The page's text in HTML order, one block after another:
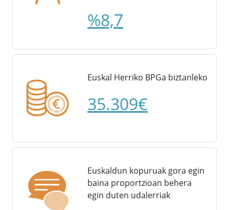
%8,7
Euskal Herriko BPGa biztanleko
35.309€
Euskaldun kopuruak gora egin
baina proportzioan behera
egin duten udalerriak